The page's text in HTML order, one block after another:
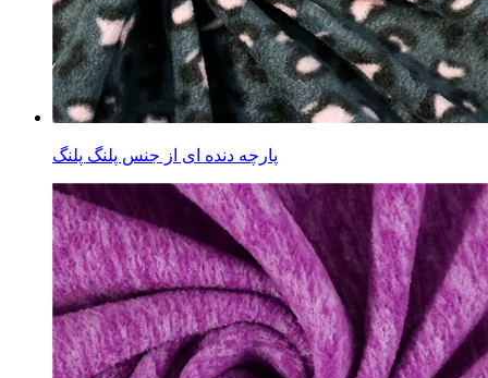
پارچه دنده ای از جنس پلنگ پلنگ